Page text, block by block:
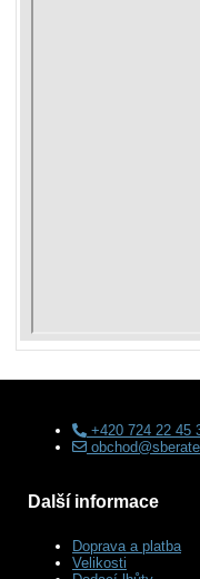
+420 724 22 45
Další informace
Doprava a platba
Velikosti